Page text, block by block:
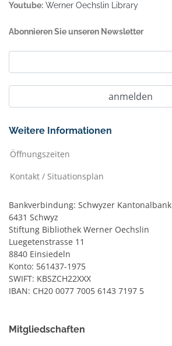
Youtube: Werner Oechslin Library
Abonnieren Sie unseren Newsletter
Weitere Informationen
Öffnungszeiten
Kontakt / Situationsplan
Bankverbindung: Schwyzer Kantonalbank
6431 Schwyz
Stiftung Bibliothek Werner Oechslin
Luegetenstrasse 11
8840 Einsiedeln
Konto: 561437-1975
SWIFT: KBSZCH22XXX
IBAN: CH20 0077 7005 6143 7197 5
Mitgliedschaften